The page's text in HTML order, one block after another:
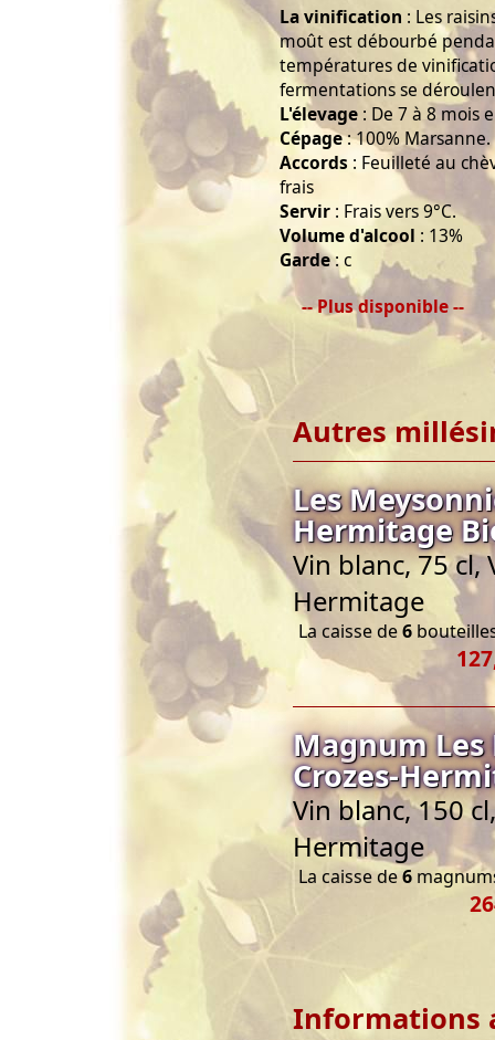
La vinification : Les
moût est débourbé
températures de
fermentations se
L'élevage : De 7 à 8 mois
Cépage: 100% Marsanne.
Accords : Feuilleté au
frais
Servir : Frais vers 9°C.
Volume d'alcool : 13%
Garde: c
-- Plus disponible --
Autres
Les
Hermitage
Vin blanc, 75 cl,
Hermitage
La caisse de6
Magnum Les
Crozes-
Vin blanc, 150
Hermitage
La caisse de6
Informations